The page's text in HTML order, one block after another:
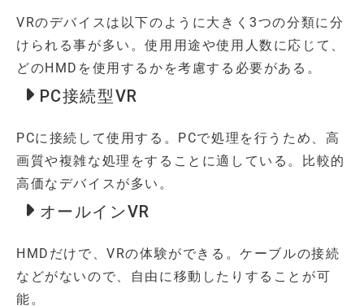
VRのデバイスは以下のように大きく3つの分類に分
けられる事が多い。使用用途や使用人数に応じて、
どのHMDを使用するかを考慮する必要がある。
PC接続型VR
PCに接続して使用する。PCで処理を行うため、高
画質や複雑な処理をすることに適している。比較的
高価なデバイスが多い。
オールインVR
HMDだけで、VRの体験ができる。ケーブルの接続
などがないので、自由に移動したりすることが可
能。